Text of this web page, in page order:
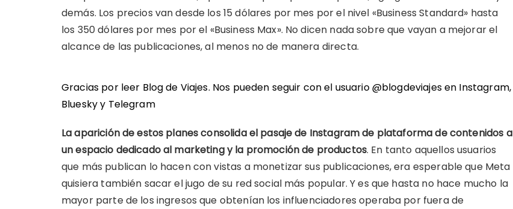
demás. Los precios van desde los 15 dólares por mes por el nivel «Business Standard» hasta
los 350 dólares por mes por el «Business Max». No dicen nada sobre que vayan a mejorar el
alcance de las publicaciones, al menos no de manera directa.
Gracias por leer Blog de Viajes. Nos pueden seguir con el usuario @blogdeviajes en Instagram,
Blueskyy Telegram
La aparición de estos planes consolida el pasaje de Instagram de plataforma de contenidos a
un espacio dedicado al marketing y la promoción de productos. En tanto aquellos usuarios
que más publican lo hacen con vistas a monetizar sus publicaciones, era esperable que Meta
quisiera también sacar el jugo de su red social más popular. Y es que hasta no hace mucho la
mayor parte de los ingresos que obtenían los influenciadores operaba por fuera de